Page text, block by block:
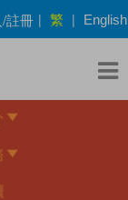
註冊 | 繁 | English